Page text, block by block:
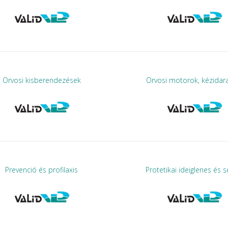
Orvosi kisberendezések Orvosi motorok,
Prevenció és profilaxis Protetikai ideiglenes és
3.586 Ft
Ketac Molar Easymix ART
22.499 Ft
Sure-Cord
3.847 Ft